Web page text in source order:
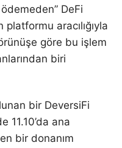
DeFi
aracılığıyla
göre bu işlem
biri
bir DeversiFi
11.10’da ana
bir donanım